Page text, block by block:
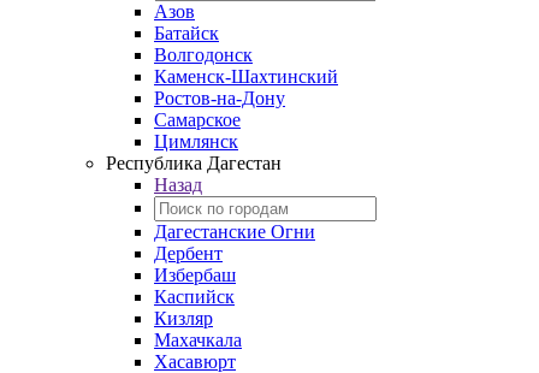
Азов
Батайск
Волгодонск
Каменск-Шахтинский
Ростов-на-Дону
Самарское
Цимлянск
Республика Дагестан
Назад
Дагестанские Огни
Дербент
Избербаш
Каспийск
Кизляр
Махачкала
Хасавюрт